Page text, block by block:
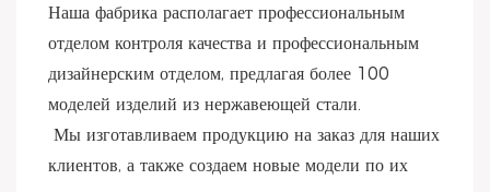
Наша фабрика располагает профессиональным
отделом контроля качества и профессиональным
дизайнерским отделом, предлагая более 100
моделей изделий из нержавеющей стали.
клиентов, а также создаем новые модели по их